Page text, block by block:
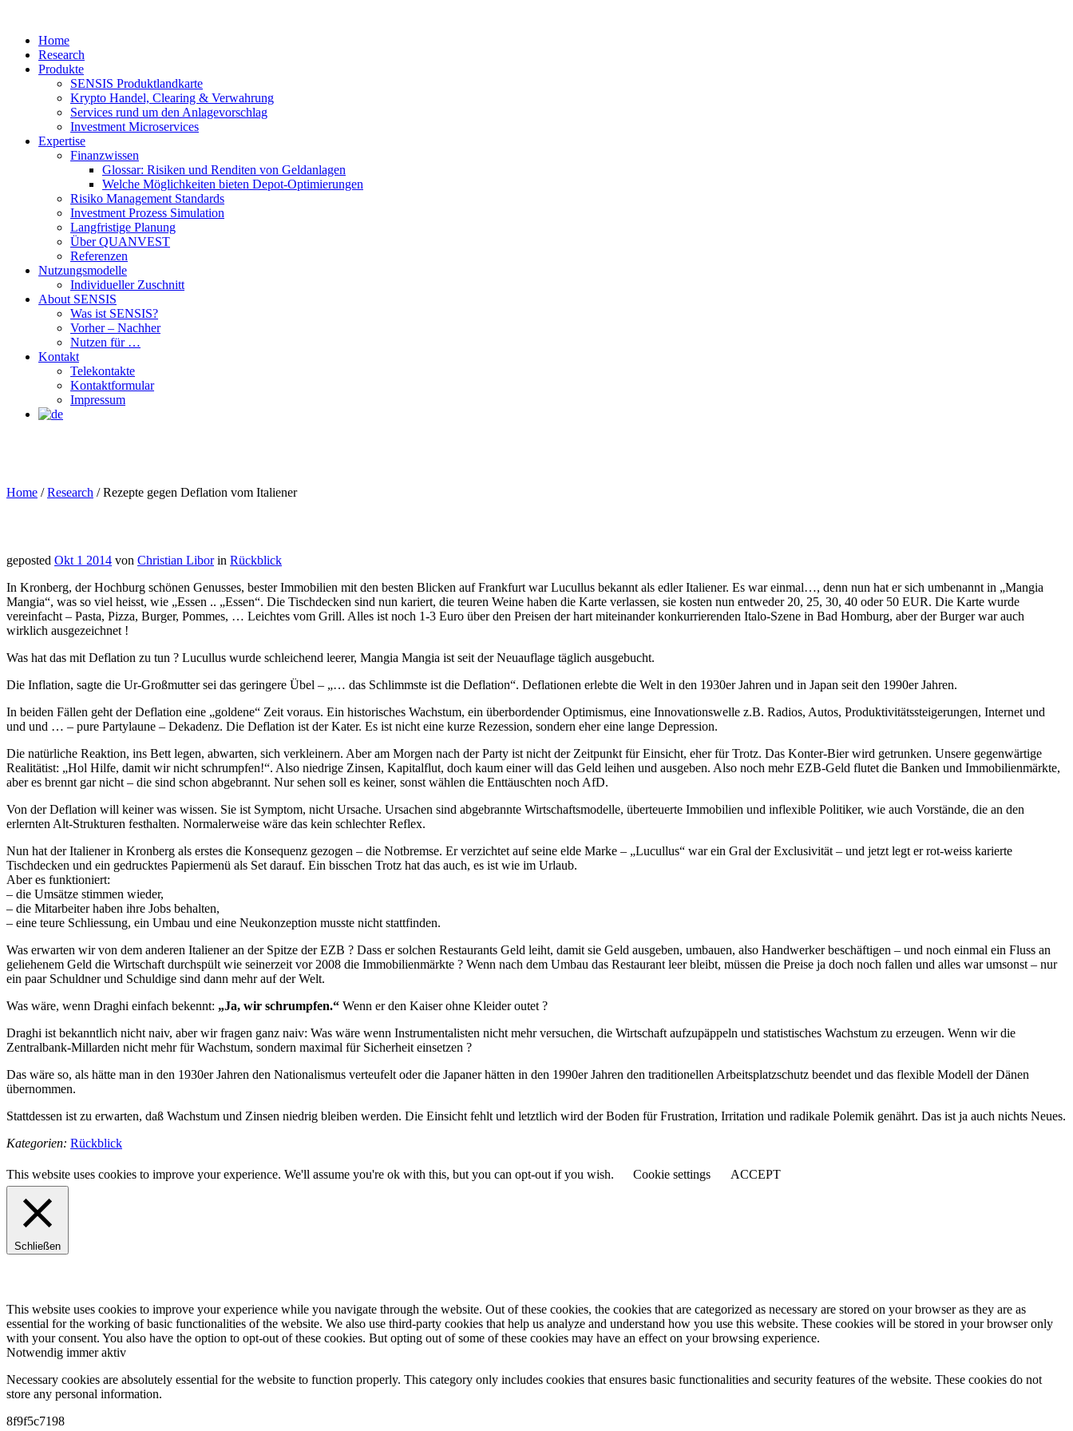
Home
Research
Produkte
SENSIS Produktlandkarte
Krypto Handel, Clearing & Verwahrung
Services rund um den Anlagevorschlag
Investment Microservices
Expertise
Finanzwissen
Glossar: Risiken und Renditen von Geldanlagen
Welche Möglichkeiten bieten Depot-Optimierungen
Risiko Management Standards
Investment Prozess Simulation
Langfristige Planung
Über QUANVEST
Referenzen
Nutzungsmodelle
Individueller Zuschnitt
About SENSIS
Was ist SENSIS?
Vorher – Nachher
Nutzen für …
Kontakt
Telekontakte
Kontaktformular
Impressum
Home / Research / Rezepte gegen Deflation vom Italiener
geposted Okt 1 2014 von Christian Libor in Rückblick
In Kronberg, der Hochburg schönen Genusses, bester Immobilien mit den besten Blicken auf Frankfurt war Lucullus bekannt als edler Italiener. Es war einmal…, denn nun hat er sich umbenannt in „Mangia
Mangia“, was so viel heisst, wie „Essen .. „Essen“. Die Tischdecken sind nun kariert, die teuren Weine haben die Karte verlassen, sie kosten nun entweder 20, 25, 30, 40 oder 50 EUR. Die Karte wurde
vereinfacht – Pasta, Pizza, Burger, Pommes, … Leichtes vom Grill. Alles ist noch 1-3 Euro über den Preisen der hart miteinander konkurrierenden Italo-Szene in Bad Homburg, aber der Burger war auch
wirklich ausgezeichnet !
Was hat das mit Deflation zu tun ? Lucullus wurde schleichend leerer, Mangia Mangia ist seit der Neuauflage täglich ausgebucht.
Die Inflation, sagte die Ur-Großmutter sei das geringere Übel – „… das Schlimmste ist die Deflation“. Deflationen erlebte die Welt in den 1930er Jahren und in Japan seit den 1990er Jahren.
In beiden Fällen geht der Deflation eine „goldene“ Zeit voraus. Ein historisches Wachstum, ein überbordender Optimismus, eine Innovationswelle z.B. Radios, Autos, Produktivitätssteigerungen, Internet und
und und … – pure Partylaune – Dekadenz. Die Deflation ist der Kater. Es ist nicht eine kurze Rezession, sondern eher eine lange Depression.
Die natürliche Reaktion, ins Bett legen, abwarten, sich verkleinern. Aber am Morgen nach der Party ist nicht der Zeitpunkt für Einsicht, eher für Trotz. Das Konter-Bier wird getrunken. Unsere gegenwärtige
Realitätist: „Hol Hilfe, damit wir nicht schrumpfen!“. Also niedrige Zinsen, Kapitalflut, doch kaum einer will das Geld leihen und ausgeben. Also noch mehr EZB-Geld flutet die Banken und Immobilienmärkte,
aber es brennt gar nicht – die sind schon abgebrannt. Nur sehen soll es keiner, sonst wählen die Enttäuschten noch AfD.
Von der Deflation will keiner was wissen. Sie ist Symptom, nicht Ursache. Ursachen sind abgebrannte Wirtschaftsmodelle, überteuerte Immobilien und inflexible Politiker, wie auch Vorstände, die an den
erlernten Alt-Strukturen festhalten. Normalerweise wäre das kein schlechter Reflex.
Nun hat der Italiener in Kronberg als erstes die Konsequenz gezogen – die Notbremse. Er verzichtet auf seine elde Marke – „Lucullus“ war ein Gral der Exclusivität – und jetzt legt er rot-weiss karierte
Tischdecken und ein gedrucktes Papiermenü als Set darauf. Ein bisschen Trotz hat das auch, es ist wie im Urlaub.
Aber es funktioniert:
– die Umsätze stimmen wieder,
– die Mitarbeiter haben ihre Jobs behalten,
– eine teure Schliessung, ein Umbau und eine Neukonzeption musste nicht stattfinden.
Was erwarten wir von dem anderen Italiener an der Spitze der EZB ? Dass er solchen Restaurants Geld leiht, damit sie Geld ausgeben, umbauen, also Handwerker beschäftigen – und noch einmal ein Fluss an
geliehenem Geld die Wirtschaft durchspült wie seinerzeit vor 2008 die Immobilienmärkte ? Wenn nach dem Umbau das Restaurant leer bleibt, müssen die Preise ja doch noch fallen und alles war umsonst – nur
ein paar Schuldner und Schuldige sind dann mehr auf der Welt.
Was wäre, wenn Draghi einfach bekennt: „Ja, wir schrumpfen.“ Wenn er den Kaiser ohne Kleider outet ?
Draghi ist bekanntlich nicht naiv, aber wir fragen ganz naiv: Was wäre wenn Instrumentalisten nicht mehr versuchen, die Wirtschaft aufzupäppeln und statistisches Wachstum zu erzeugen. Wenn wir die
Zentralbank-Millarden nicht mehr für Wachstum, sondern maximal für Sicherheit einsetzen ?
Das wäre so, als hätte man in den 1930er Jahren den Nationalismus verteufelt oder die Japaner hätten in den 1990er Jahren den traditionellen Arbeitsplatzschutz beendet und das flexible Modell der Dänen
übernommen.
Stattdessen ist zu erwarten, daß Wachstum und Zinsen niedrig bleiben werden. Die Einsicht fehlt und letztlich wird der Boden für Frustration, Irritation und radikale Polemik genährt. Das ist ja auch nichts Neues.
Kategorien: Rückblick
This website uses cookies to improve your experience. We'll assume you're ok with this, but you can opt-out if you wish. Cookie settings ACCEPT
Schließen
This website uses cookies to improve your experience while you navigate through the website. Out of these cookies, the cookies that are categorized as necessary are stored on your browser as they are as
essential for the working of basic functionalities of the website. We also use third-party cookies that help us analyze and understand how you use this website. These cookies will be stored in your browser only
with your consent. You also have the option to opt-out of these cookies. But opting out of some of these cookies may have an effect on your browsing experience.
Notwendig immer aktiv
Necessary cookies are absolutely essential for the website to function properly. This category only includes cookies that ensures basic functionalities and security features of the website. These cookies do not
store any personal information.
8f9f5c7198